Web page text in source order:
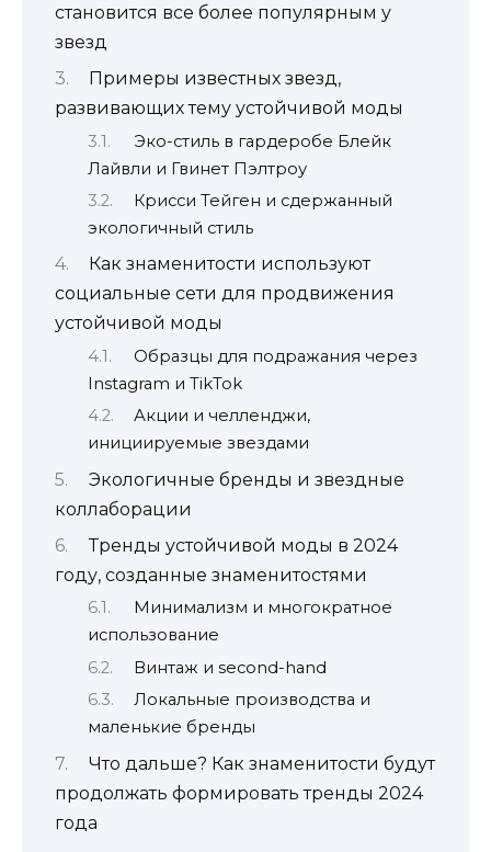
становится все более популярным у
звезд
Примеры известных звезд,
развивающих тему устойчивой моды
Эко-стиль в гардеробе Блейк
Лайвли и Гвинет Пэлтроу
Крисси Тейген и сдержанный
экологичный стиль
Как знаменитости используют
социальные сети для продвижения
устойчивой моды
Образцы для подражания через
Instagram и TikTok
Акции и челленджи,
инициируемые звездами
Экологичные бренды и звездные
коллаборации
Тренды устойчивой моды в 2024
году, созданные знаменитостями
Минимализм и многократное
использование
Винтаж и second-hand
Локальные производства и
маленькие бренды
Что дальше? Как знаменитости будут
продолжать формировать тренды 2024
года